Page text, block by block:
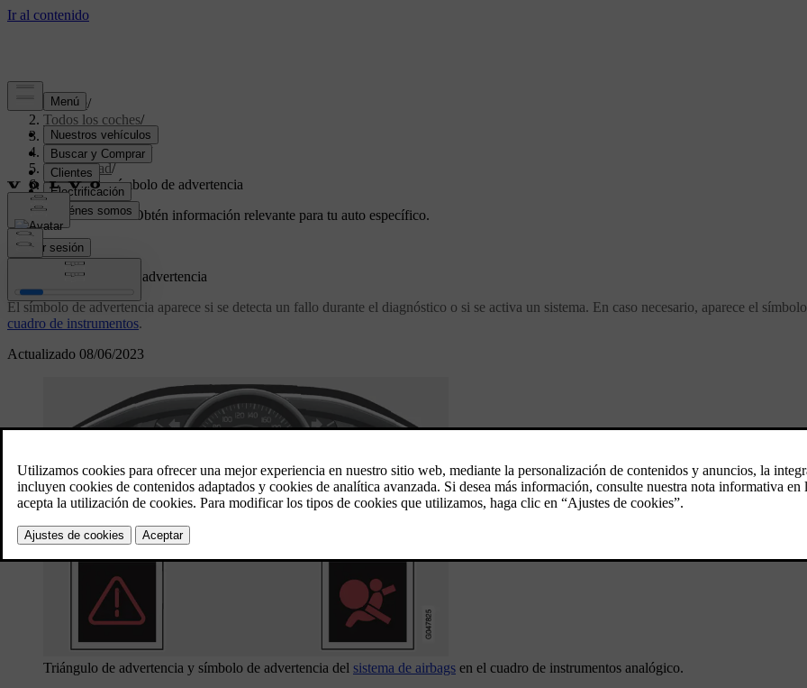
Soporte/
Todos los coches/
V70 2016 /
Manual de usuario
Seguridad/
Seguridad - símbolo de advertencia
Soporte personalizado Obtén información relevante para tu auto específico.
Iniciar sesión
Actualizado 08/06/2023
Seguridad - símbolo de advertencia
El símbolo de advertencia aparece si se detecta un fallo durante el diagnóstico o si se activa un sistema. En caso necesario, aparece el
cuadro de instrumentos.
Triángulo de advertencia y símbolo de advertencia del sistema de airbags en el cuadro de instrumentos analógico.